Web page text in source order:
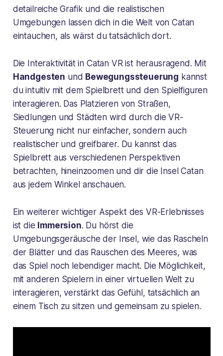
detailreiche Grafik und die realistischen
Umgebungen lassen dich in die Welt von Catan
eintauchen, als wärst du tatsächlich dort.
Die Interaktivität in Catan VR ist herausragend. Mit
Handgesten und Bewegungssteuerung kannst
du intuitiv mit dem Spielbrett und den Spielfiguren
interagieren. Das Platzieren von Straßen,
Siedlungen und Städten wird durch die VR-
Steuerung nicht nur einfacher, sondern auch
realistischer und greifbarer. Du kannst das
Spielbrett aus verschiedenen Perspektiven
betrachten, hineinzoomen und dir die Insel Catan
aus jedem Winkel anschauen.
Ein weiterer wichtiger Aspekt des VR-Erlebnisses
ist die Immersion. Du hörst die
Umgebungsgeräusche der Insel, wie das Rascheln
der Blätter und das Rauschen des Meeres, was
das Spiel noch lebendiger macht. Die Möglichkeit,
mit anderen Spielern in einer virtuellen Welt zu
interagieren, verstärkt das Gefühl, tatsächlich an
einem Tisch zu sitzen und gemeinsam zu spielen.